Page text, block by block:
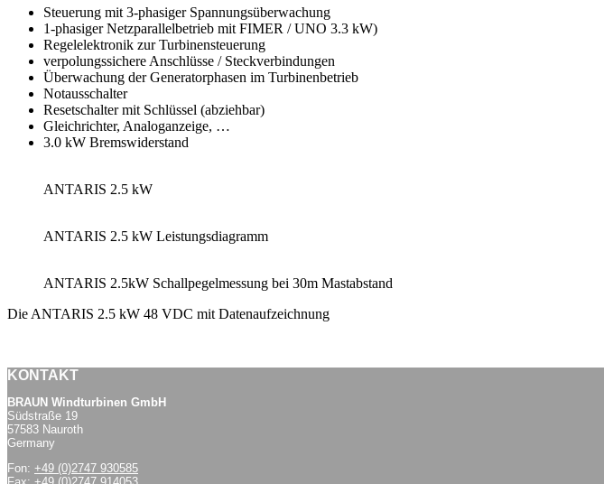
Steuerung mit 3-phasiger Spannungsüberwachung
1-phasiger Netzparallelbetrieb mit FIMER / UNO 3.3 kW)
Regelelektronik zur Turbinensteuerung
verpolungssichere Anschlüsse / Steckverbindungen
Überwachung der Generatorphasen im Turbinenbetrieb
Notausschalter
Resetschalter mit Schlüssel (abziehbar)
Gleichrichter, Analoganzeige, …
3.0 kW Bremswiderstand
ANTARIS 2.5 kW
ANTARIS 2.5 kW Leistungsdiagramm
ANTARIS 2.5kW Schallpegelmessung bei 30m Mastabstand
Die ANTARIS 2.5 kW 48 VDC mit Datenaufzeichnung
KONTAKT
BRAUN Windturbinen GmbH
Südstraße 19
57583 Nauroth
Germany
Fon: +49 (0)2747 930585